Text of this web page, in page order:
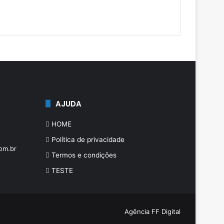
AJUDA
HOME
Política de privacidade
Termos e condições
TESTE
Agência FF Digital